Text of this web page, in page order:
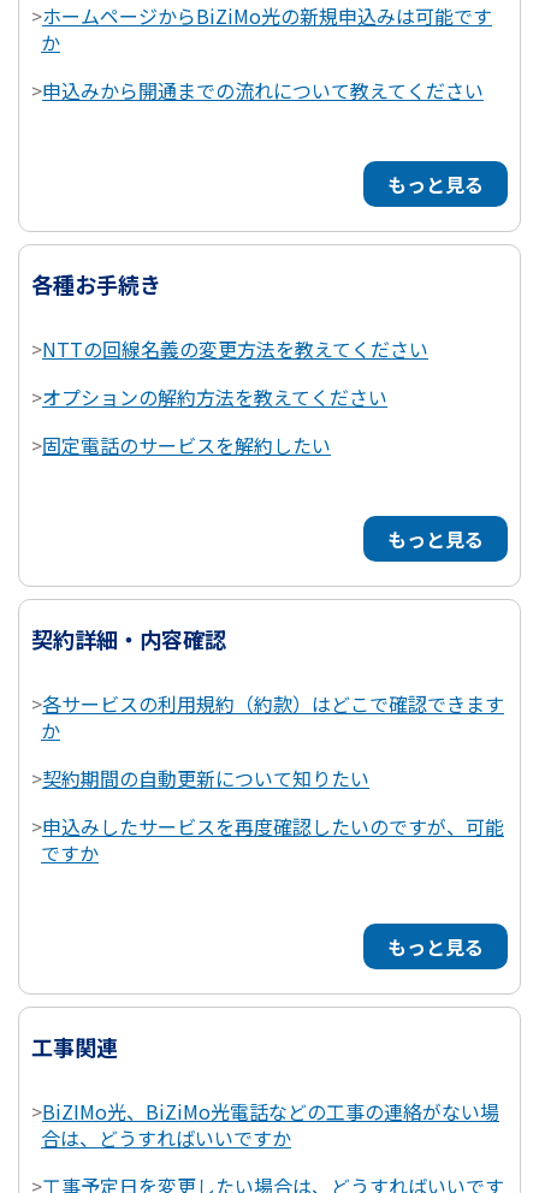
>ホームページからBiZiMo光の新規申込みは可能です
か
>申込みから開通までの流れについて教えてください
もっと見る
各種お手続き
>NTTの回線名義の変更方法を教えてください
>オプションの解約方法を教えてください
>固定電話のサービスを解約したい
もっと見る
契約詳細・内容確認
>各サービスの利用規約（約款）はどこで確認できます
か
>契約期間の自動更新について知りたい
>申込みしたサービスを再度確認したいのですが、可能
ですか
もっと見る
工事関連
>BiZIMo光、BiZiMo光電話などの工事の連絡がない場
合は、どうすればいいですか
>工事予定日を変更したい場合は、どうすればいいです